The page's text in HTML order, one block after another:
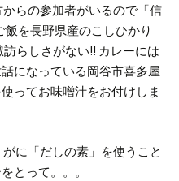
からの参加者がいるので「信
飯を長野県産のこしひかり
らしさがない!! カレーには
になっている岡谷市喜多屋
ってお味噌汁をお付けしま
がに「だしの素」を使うこと
とって。。。